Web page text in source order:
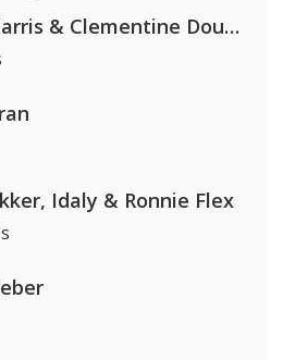
Calvin Harris & Clementine Douglas
Idaly & Ronnie Flex